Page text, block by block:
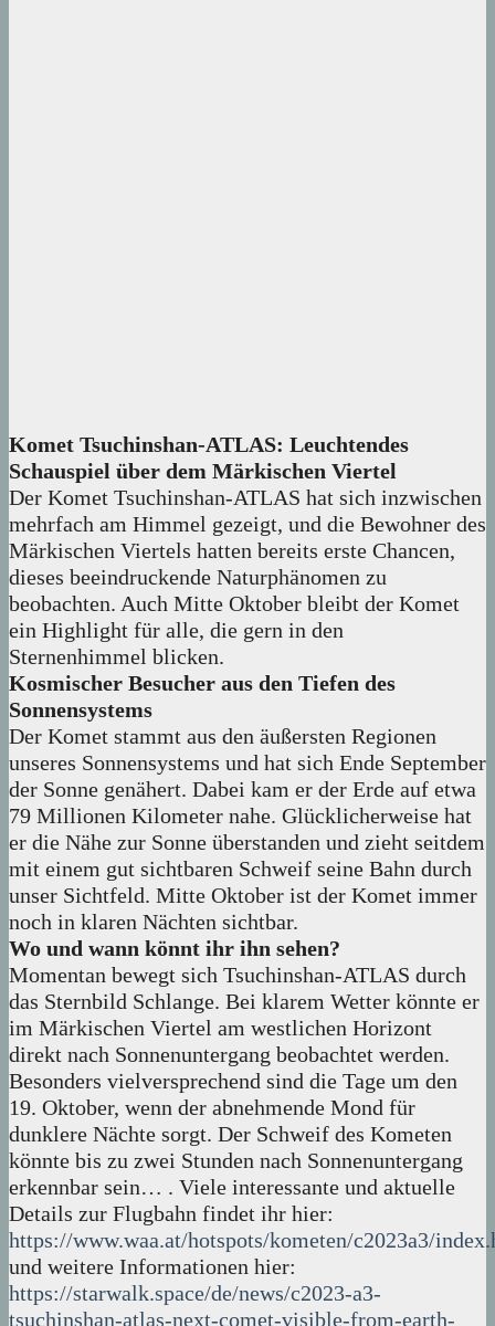
Komet Tsuchinshan-ATLAS: Leuchtendes
Schauspiel über dem Märkischen Viertel
Der Komet Tsuchinshan-ATLAS hat sich inzwischen
mehrfach am Himmel gezeigt, und die Bewohner des
Märkischen Viertels hatten bereits erste Chancen,
dieses beeindruckende Naturphänomen zu
beobachten. Auch Mitte Oktober bleibt der Komet
ein Highlight für alle, die gern in den
Sternenhimmel blicken.
Kosmischer Besucher aus den Tiefen des
Sonnensystems
Der Komet stammt aus den äußersten Regionen
unseres Sonnensystems und hat sich Ende September
der Sonne genähert. Dabei kam er der Erde auf etwa
79 Millionen Kilometer nahe. Glücklicherweise hat
er die Nähe zur Sonne überstanden und zieht seitdem
mit einem gut sichtbaren Schweif seine Bahn durch
unser Sichtfeld. Mitte Oktober ist der Komet immer
noch in klaren Nächten sichtbar.
Wo und wann könnt ihr ihn sehen?
Momentan bewegt sich Tsuchinshan-ATLAS durch
das Sternbild Schlange. Bei klarem Wetter könnte er
im Märkischen Viertel am westlichen Horizont
direkt nach Sonnenuntergang beobachtet werden.
Besonders vielversprechend sind die Tage um den
19. Oktober, wenn der abnehmende Mond für
dunklere Nächte sorgt. Der Schweif des Kometen
könnte bis zu zwei Stunden nach Sonnenuntergang
erkennbar sein… . Viele interessante und aktuelle
Details zur Flugbahn findet ihr hier:
https://www.waa.at/hotspots/kometen/c2023a3/
und weitere Informationen hier:
https://starwalk.space/de/news/c2023-a3-
tsuchinshan-atlas-next-comet-visible-from-earth-